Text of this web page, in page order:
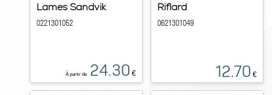
Lames Sandvik
0221301052
À partir de 24.30 €
Riflard
0621301049
12.70 €